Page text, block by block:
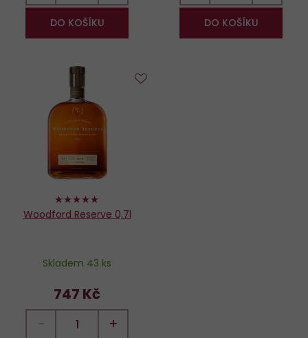
DO KOŠÍKU DO KOŠÍKU
98%
Woodford Reserve 0,7l
Skladem 43 ks
747 Kč
− +